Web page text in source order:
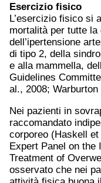
Esercizio fisico
L’esercizio fisico si
mortalità per tutte
dell’ipertensione
di tipo 2, della
e alla mammella,
Guidelines
al., 2008;
Nei pazienti in
raccomandato
corporeo (Haskell
Expert Panel on the
Treatment of
osservato che nei